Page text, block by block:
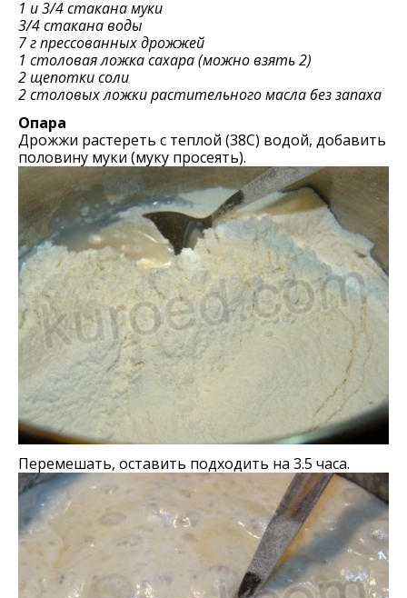
1 и 3/4 стакана муки
3/4 стакана воды
7 г прессованных дрожжей
1 столовая ложка сахара (можно взять 2)
2 щепотки соли
2 столовых ложки растительного масла без запаха
Опара
Дрожжи растереть с теплой (38С) водой, добавить
половину муки (муку просеять).
Перемешать, оставить подходить на 3.5 часа.